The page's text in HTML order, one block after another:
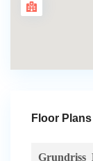
Floor Plans